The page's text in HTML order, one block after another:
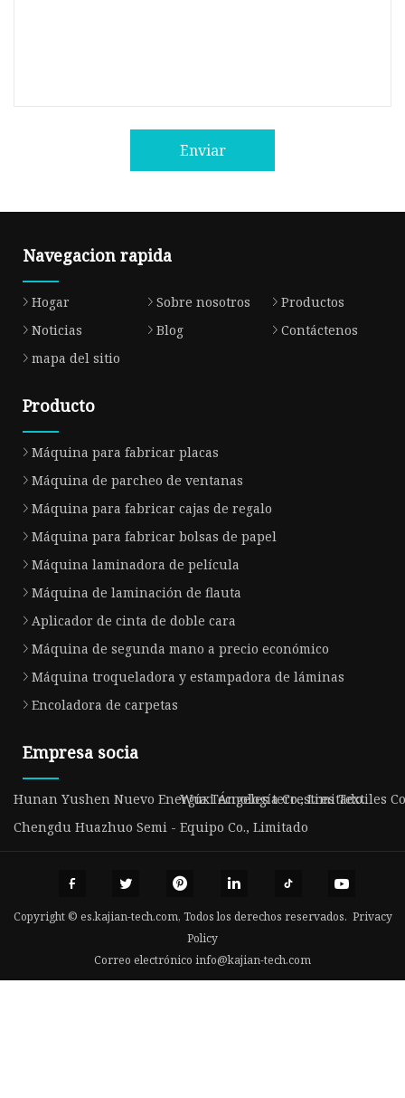
Enviar
Navegacion rapida
Hogar Sobre nosotros
Productos
Noticias
Blog
Contáctenos
mapa del sitio
Producto
Máquina para fabricar placas
Máquina de parcheo de ventanas
Máquina para fabricar cajas de regalo
Máquina para fabricar bolsas de papel
Máquina laminadora de película
Máquina de laminación de flauta
Aplicador de cinta de doble cara
Máquina de segunda mano a precio económico
Máquina troqueladora y estampadora de láminas
Encoladora de carpetas
Empresa socia
Hunan Yushen Nuevo Energía Tecnología Co., Limitado.
Wuxi Ángeles terrestres Textiles
Chengdu Huazhuo Semi - Equipo Co., Limitado
Copyright © es.kajian-tech.com, Todos los derechos reservados. Privacy
Policy
Correo electrónico info@kajian-tech.com